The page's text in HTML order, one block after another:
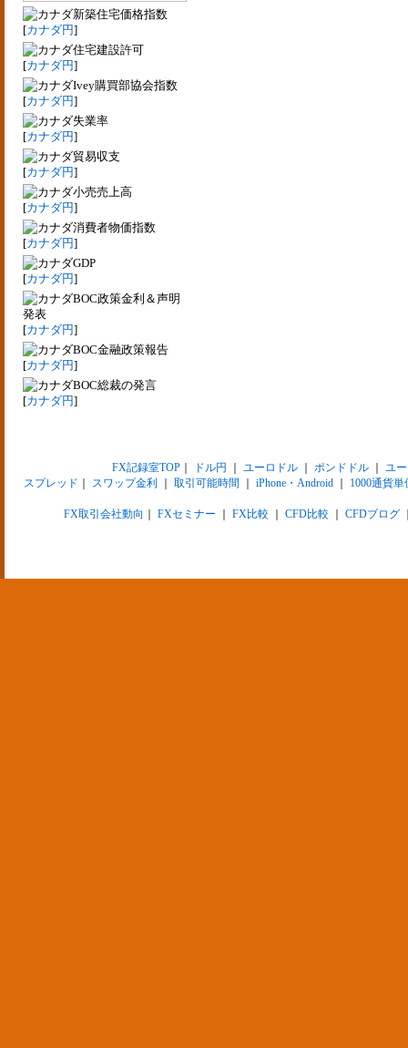
新築住宅価格指数
[カナダ円]
住宅建設許可
[カナダ円]
Ivey購買部協会指数
[カナダ円]
失業率
[カナダ円]
貿易収支
[カナダ円]
小売売上高
[カナダ円]
消費者物価指数
[カナダ円]
GDP
[カナダ円]
BOC政策金利＆声明
発表
[カナダ円]
BOC金融政策報告
[カナダ円]
BOC総裁の発言
[カナダ円]
FX記録室TOP｜ ドル円 ユーロドル｜ ポンドドル｜ ユ
スプレッド
スワップ金利 取引可能時間 iPhone・Android 1000通貨単
FX取引会社動向 FXセミナー FX比較 CFD比較 CFDブログ